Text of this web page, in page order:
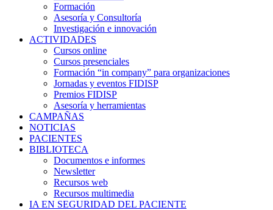
Formación
Asesoría y Consultoría
Investigación e innovación
ACTIVIDADES
Cursos online
Cursos presenciales
Formación “in company” para organizaciones
Jornadas y eventos FIDISP
Premios FIDISP
Asesoría y herramientas
CAMPAÑAS
NOTICIAS
PACIENTES
BIBLIOTECA
Documentos e informes
Newsletter
Recursos web
Recursos multimedia
IA EN SEGURIDAD DEL PACIENTE